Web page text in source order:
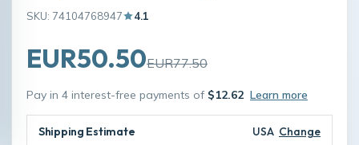
SKU: 74104768947 4.1
EUR50.50EUR77.50
Pay in 4 interest-free payments of $12.62 Learn more
Shipping Estimate USA Change